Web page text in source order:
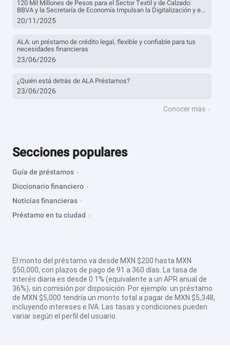
120 Mil Millones de Pesos para el Sector Textil y de Calzado:
BBVA y la Secretaría de Economía Impulsan la Digitalización y el
Financiamiento
20/11/2025
ALA: un préstamo de crédito legal, flexible y confiable para tus
necesidades financieras
23/06/2026
¿Quién está detrás de ALA Préstamos?
23/06/2026
Conocer más
Secciones populares
Guía de préstamos
Diccionario financiero
Noticias financieras
Préstamo en tu ciudad
El monto del préstamo va desde MXN $200 hasta MXN
$50,000, con plazos de pago de 91 a 360 días. La tasa de
interés diaria es desde 0.1% (equivalente a un APR anual de
36%), sin comisión por disposición. Por ejemplo: un préstamo
de MXN $5,000 tendría un monto total a pagar de MXN $5,348,
incluyendo intereses e IVA. Las tasas y condiciones pueden
variar según el perfil del usuario.